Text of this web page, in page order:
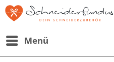
Menü